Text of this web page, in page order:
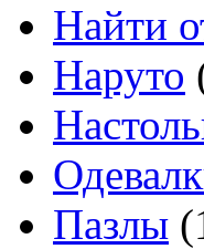
Найти
Наруто
Пазлы